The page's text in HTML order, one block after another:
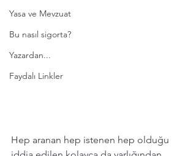
Yasa ve Mevzuat
Bu nasıl sigorta?
Yazardan...
Faydalı Linkler
Hep aranan hep istenen hep olduğu